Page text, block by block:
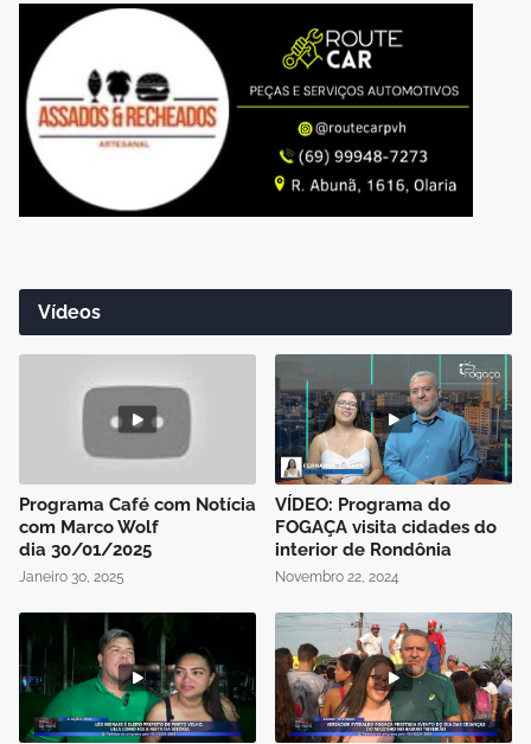
Vídeos
Programa Café com Notícia
com Marco Wolf
dia 30/01/2025
Janeiro 30, 2025
VÍDEO: Programa do
FOGAÇA visita cidades do
interior de Rondônia
Novembro 22, 2024